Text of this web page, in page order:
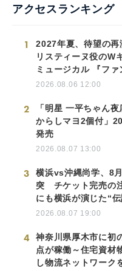
アクセスランキング
1
2027年夏、待望の再
リスティーヌ役のW
ミュージカル 『ファ
2026.08.06 12:00
2
「明星 一平ちゃん
からしマヨ2個付」
発売
2026.08.07 13:00
3
横浜vs沖縄尚学、8
突 チケット完売の
にも横浜が演じた“
2026.08.07 19:00
4
神奈川県厚木市に初
点が稼働～住宅資材
し物流ネットワーク